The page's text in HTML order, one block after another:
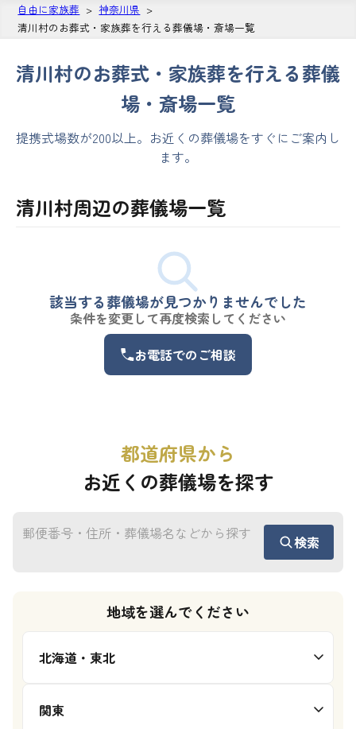
自由に家族葬
神奈川県
清川村のお葬式・家族葬を行える葬儀場・斎場一覧
清川村のお葬式・家族葬を行える葬儀
場・斎場一覧
提携式場数が200以上。お近くの葬儀場をすぐにご案内し
ます。
清川村周辺の葬儀場一覧
該当する葬儀場が見つかりませんでした
条件を変更して再度検索してください
お電話でのご相談
都道府県から
お近くの葬儀場を探す
地域を選んでください
北海道・東北
関東
検索